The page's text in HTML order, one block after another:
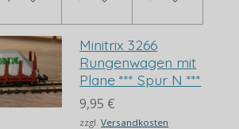
Minitrix 3266
Rungenwagen mit
Plane *** Spur N ***
9,95 €
zzgl.Versandkosten